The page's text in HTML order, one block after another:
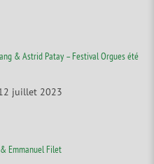
& Astrid Patay – Festival Orgues été
juillet 2023
Emmanuel Filet